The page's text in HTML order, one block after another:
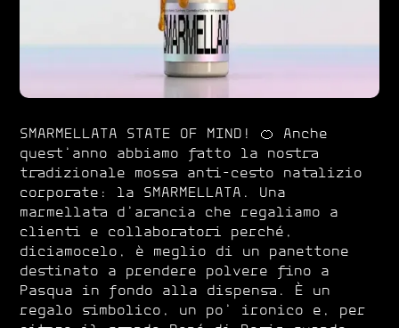
SMARMELLATA STATE OF MIND! 🍊 Anche
quest’anno abbiamo fatto la nostra
tradizionale mossa anti–cesto natalizio
corporate: la SMARMELLATA. Una
marmellata d’arancia che regaliamo a
clienti e collaboratori perché,
diciamocelo, è meglio di un panettone
destinato a prendere polvere fino a
Pasqua in fondo alla dispensa. È un
regalo simbolico, un po’ ironico e, per